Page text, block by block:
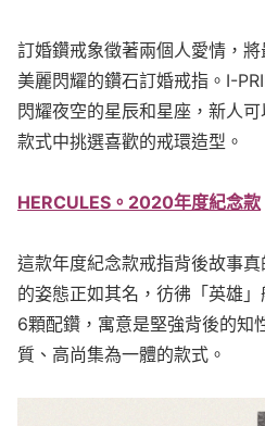
訂婚鑽戒象徵著兩個人愛情，
美麗閃耀的鑽石訂婚戒指。I-
閃耀夜空的星辰和星座，新人
款式中挑選喜歡的戒環造型。
HERCULES。2020年度紀念款
這款年度紀念款戒指背後故事
的姿態正如其名，彷彿「英雄
6顆配鑽，寓意是堅強背後的知
質、高尚集為一體的款式。